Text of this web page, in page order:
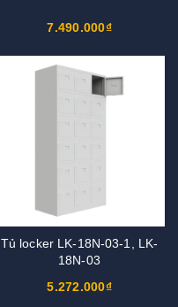
7.490.000₫
Tủ locker LK-18N-03-1, LK-
18N-03
5.272.000₫